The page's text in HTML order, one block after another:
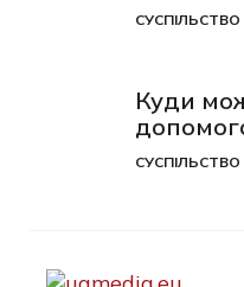
Категорія
СУСПІЛЬСТВО
Дата
Куди
Категорія
СУСПІЛЬСТВО
Дата